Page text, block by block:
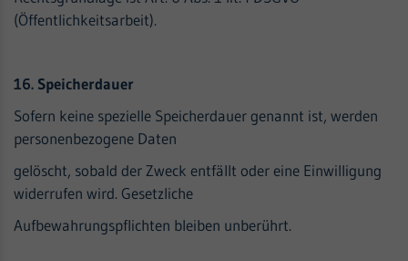
(Öffentlichkeitsarbeit).
16. Speicherdauer
Sofern keine spezielle Speicherdauer genannt ist, werden
personenbezogene Daten
gelöscht, sobald der Zweck entfällt oder eine Einwilligung
widerrufen wird. Gesetzliche
Aufbewahrungspflichten bleiben unberührt.